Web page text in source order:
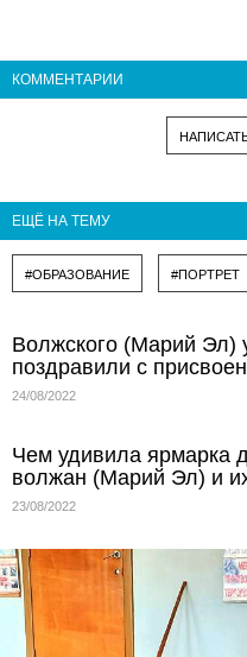
КОММЕНТАРИИ
ЕЩЁ НА ТЕМУ
#ОБРАЗОВАНИЕ #ПОРТРЕТ
Волжского (Марий Эл)
поздравили с
24/08/2022
Чем удивила ярмарка
волжан (Марий Эл) и
23/08/2022